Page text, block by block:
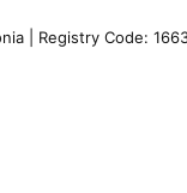
| Registry Code: